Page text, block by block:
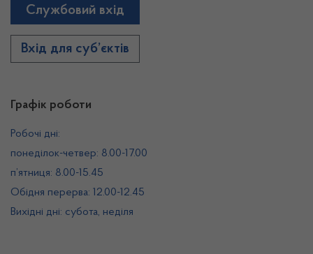
Графік роботи
Робочі дні:
понеділок-четвер: 8.00-17.00
п’ятниця: 8.00-15.45
Обідня перерва: 12.00-12.45
Вихідні дні: субота, неділя
Службовий вхід
Вхід для суб’єктів